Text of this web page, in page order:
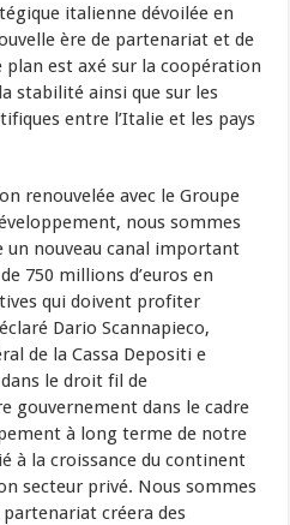
italienne dévoilée en
ère de partenariat et de
est axé sur la coopération
stabilité ainsi que sur les
entre l’Italie et les pays
renouvelée avec le Groupe
nous sommes
nouveau canal important
750 millions d’euros en
qui doivent profiter
Dario Scannapieco,
de la Cassa Depositi e
le droit fil de
gouvernement dans le cadre
à long terme de notre
à la croissance du continent
secteur privé. Nous sommes
partenariat créera des